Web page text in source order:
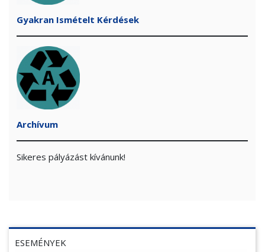
ESEMÉNYEK
Gyakran Ismételt Kérdések
Archívum
Sikeres pályázást kívánunk!